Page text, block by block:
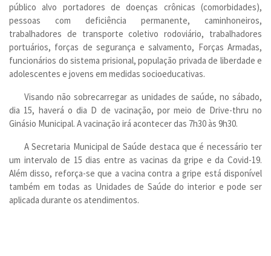
público alvo portadores de doenças crônicas (comorbidades),
pessoas com deficiência permanente, caminhoneiros,
trabalhadores de transporte coletivo rodoviário, trabalhadores
portuários, forças de segurança e salvamento, Forças Armadas,
funcionários do sistema prisional, população privada de liberdade e
adolescentes e jovens em medidas socioeducativas.
Visando não sobrecarregar as unidades de saúde, no sábado,
dia 15, haverá o dia D de vacinação, por meio de Drive-thru no
Ginásio Municipal. A vacinação irá acontecer das 7h30 às 9h30.
A Secretaria Municipal de Saúde destaca que é necessário ter
um intervalo de 15 dias entre as vacinas da gripe e da Covid-19.
Além disso, reforça-se que a vacina contra a gripe está disponível
também em todas as Unidades de Saúde do interior e pode ser
aplicada durante os atendimentos.